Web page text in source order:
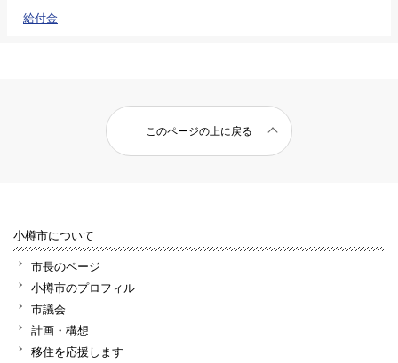
給付金
このページの上に戻る
小樽市について
市長のページ
小樽市のプロフィル
市議会
計画・構想
移住を応援します